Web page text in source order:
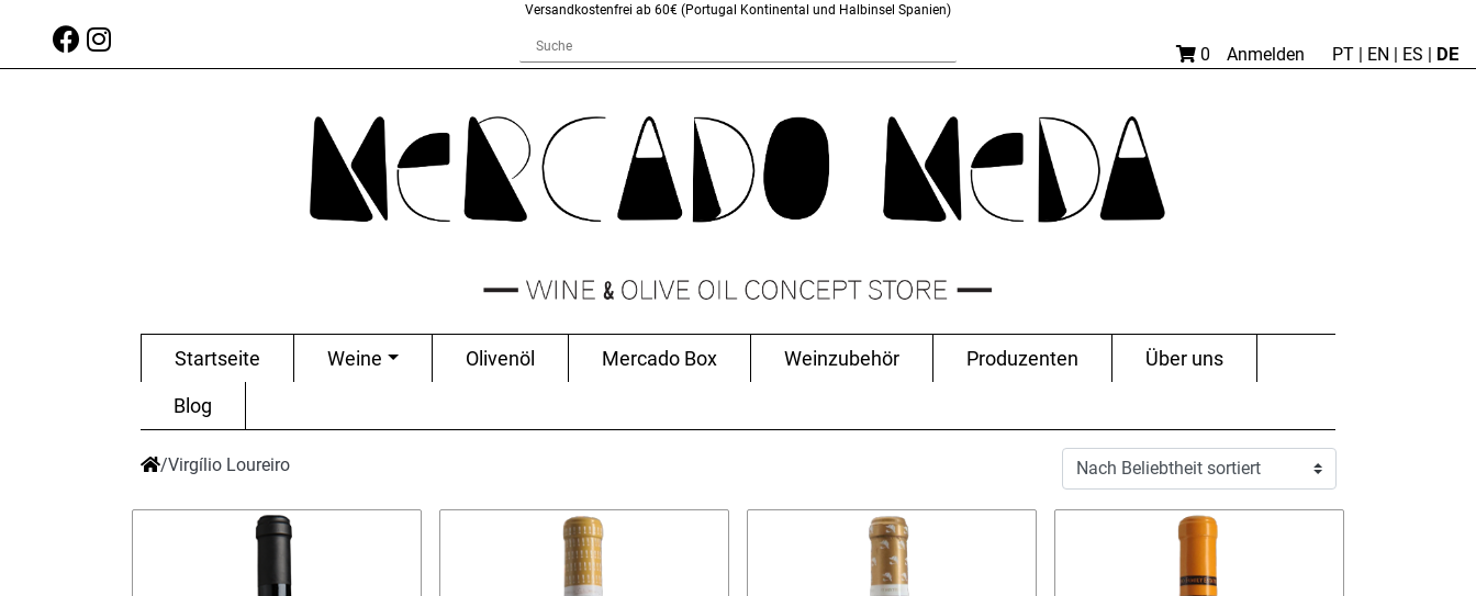
Versandkostenfrei ab 60€ (Portugal Kontinental und Halbinsel Spanien)
0 Anmelden PT | EN | ES | DE
Startseite Weine Olivenöl Mercado Box Weinzubehör Produzenten Über uns
Blog
/Virgílio Loureiro